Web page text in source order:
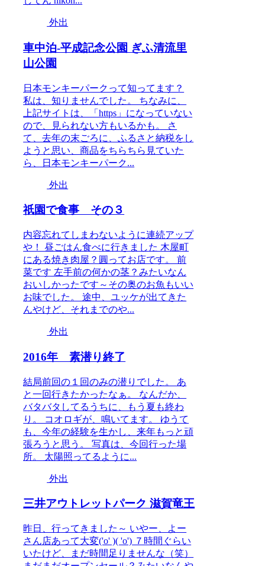
外出
車中泊-平成記念公園 ぎふ清流里
山公園
日本モンキーパークって知ってます？
私は、知りませんでした。 ちなみに、
上記サイトは、「https」になっていない
ので、見られない方もいるかも。 さ
て、去年の末ごろに、ふるさと納税をし
ようと思い、商品をちらちら見ていた
ら、日本モンキーパーク...
外出
祇園で食事 その３
内容忘れてしまわないように連続アップ
や！ 昼ごはん食べに行きました 木屋町
にある焼き肉屋？圓ってお店です。 前
菜です 左手前の何かの茎？みたいなん
おいしかったです～その奥のお魚もいい
お味でした。 途中、ユッケが出てきた
んやけど、それまでのや...
外出
2016年 素潜り終了
結局前回の１回のみの潜りでした。 あ
と一回行きたかったなぁ。 なんだか、
バタバタしてるうちに、もう夏も終わ
り。 コオロギが、鳴いてます。 ゆうて
も、今年の経験を生かし、来年もっと頑
張ろうと思う。 写真は、今回行った場
所。 太陽照ってるように...
外出
三井アウトレットパーク 滋賀竜王
昨日、行ってきました～ いやー、よー
さん店あって大変('o' )( 'o') ７時間ぐらい
いたけど、まだ時間足りませんな（笑）